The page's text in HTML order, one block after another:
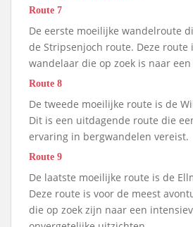
Route 7
De eerste moeilijke wandelroute
de Stripsenjoch route. Deze route
wandelaar die op zoek is naar
Route 8
De tweede moeilijke route is de
Dit is een uitdagende route die
ervaring in bergwandelen vereist.
Route 9
De laatste moeilijke route is de
Deze route is voor de meest
die op zoek zijn naar een